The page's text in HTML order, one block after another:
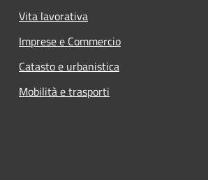
Vita lavorativa
Imprese e Commercio
Catasto e urbanistica
Mobilità e trasporti